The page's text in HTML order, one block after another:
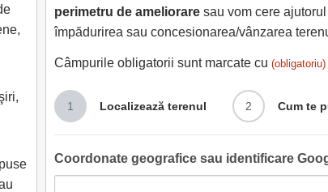
perimetru de ameliorare sau vom cere
împădurirea sau concesionarea/vânzarea
Câmpurile obligatorii sunt marcate cu (obligatoriu)
1 Localizează terenul 2 Cum te
Coordonate geografice sau identificare